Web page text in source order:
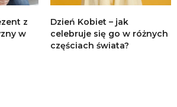
z
w
Dzień Kobiet – jak
celebruje się go w różnych
częściach świata?